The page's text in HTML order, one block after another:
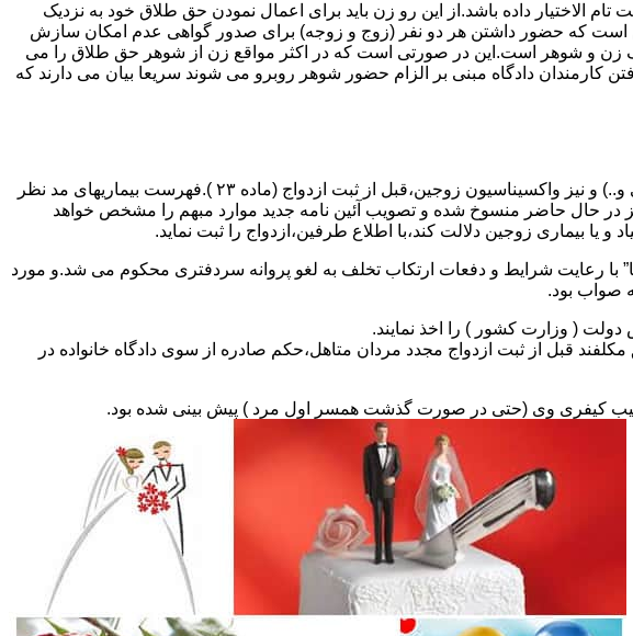
الاختیار داده باشد.از این رو زن باید برای اعمال نمودن حق طلاق خود به نزدیک
است که حضور داشتن هر دو نفر (زوج و زوجه) برای صدور گواهی عدم امکان سازش
زن و شوهر است.این در صورتی است که در اکثر مواقع زن از شوهر حق طلاق را می
کارمندان دادگاه مبنی بر الزام حضور شوهر روبرو می شوند سریعا بیان می دارند که
مطالبه و اخذ گواهی پزشکی معتبر مبنی بر عدم اعتیاد به مواد مخدر و عدم ابتلا به بیماریهای مسری ( سیفلیس،تالاسمی و..) و نیز واکسیناسیون زوجین،قبل از ثبت ازدواج (ماده ۲۳ ).فهرست بیماریهای مد نظر
در حال حاضر منسوخ شده و تصویب آئین نامه جدید موارد مبهم را مشخص خواهد
یا بیماری زوجین دلالت کند،با اطلاع طرفین،ازدواج را ثبت نماید.
با رعایت شرایط و دفعات ارتکاب تخلف به لغو پروانه سردفتری محکوم می شد.و مورد
صواب بود.
مجدد،دفانر ازدواج کما فی السابق مکلفند قبل از ثبت ازدواج مجدد مردان متاهل،حکم صادره از سوی دادگاه خانواده در
کیفری وی (حتی در صورت گذشت همسر اول مرد ) پیش بینی شده بود.